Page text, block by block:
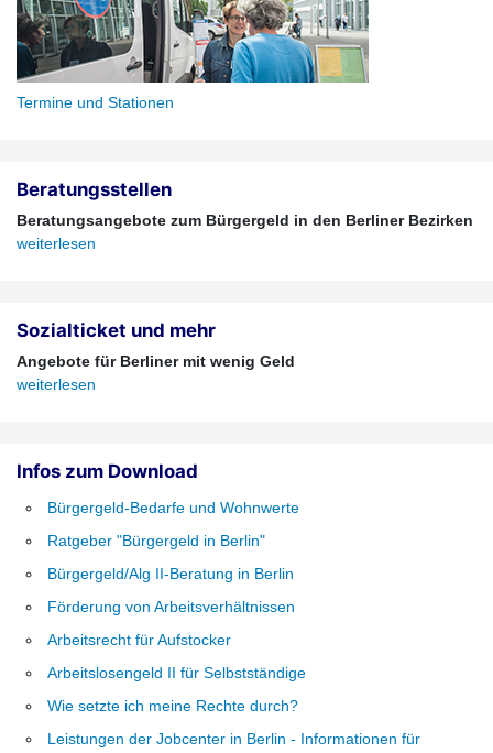
Termine und Stationen
Beratungsstellen
Beratungsangebote zum Bürgergeld in den Berliner Bezirken
weiterlesen
Sozialticket und mehr
Angebote für Berliner mit wenig Geld
weiterlesen
Infos zum Download
Bürgergeld-Bedarfe und Wohnwerte
Ratgeber "Bürgergeld in Berlin"
Bürgergeld/Alg II-Beratung in Berlin
Förderung von Arbeitsverhältnissen
Arbeitsrecht für Aufstocker
Arbeitslosengeld II für Selbstständige
Wie setzte ich meine Rechte durch?
Leistungen der Jobcenter in Berlin - Informationen für